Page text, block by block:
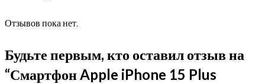
Отзывов пока нет.
Будьте первым, кто оставил отзыв на
“Смартфон Apple iPhone 15 Plus